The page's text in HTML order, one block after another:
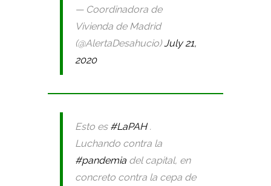
— Coordinadora de
Vivienda de Madrid
(@AlertaDesahucio)July 21,
2020
Esto es #LaPAH.
Luchando contra la
#pandemia del capital, en
concreto contra la cepa de